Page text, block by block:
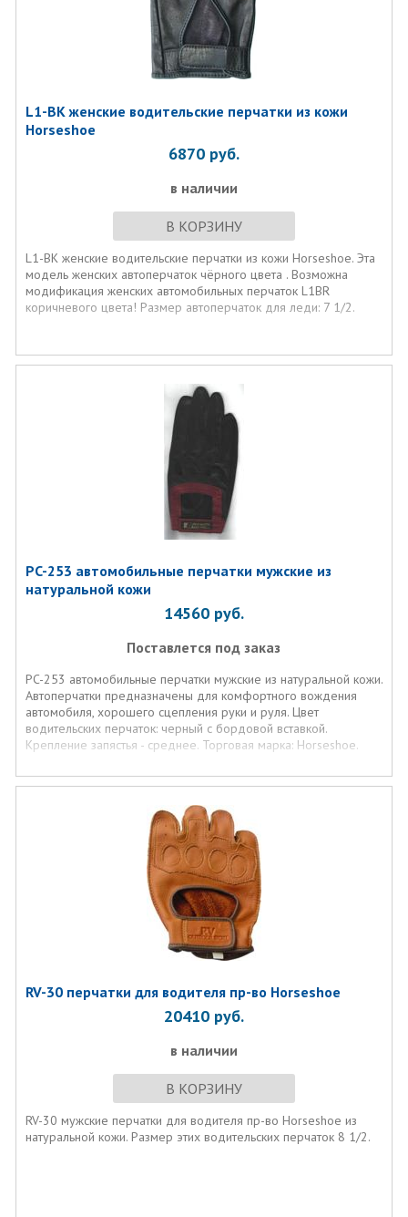
L1-BK женские водительские перчатки из кожи
Horseshoe
6870 руб.
в наличии
В КОРЗИНУ
L1-BK женские водительские перчатки из кожи Horseshoe. Эта
модель женских автоперчаток чёрного цвета . Возможна
модификация женских автомобильных перчаток L1BR
коричневого цвета! Размер автоперчаток для леди: 7 1/2.
PC-253 автомобильные перчатки мужские из
натуральной кожи
14560 руб.
Поставлется под заказ
PC-253 автомобильные перчатки мужские из натуральной кожи.
Автоперчатки предназначены для комфортного вождения
автомобиля, хорошего сцепления руки и руля. Цвет
водительских перчаток: черный с бордовой вставкой.
Крепление запястья - среднее. Торговая марка: Horseshoe.
RV-30 перчатки для водителя пр-во Horseshoe
20410 руб.
в наличии
В КОРЗИНУ
RV-30 мужские перчатки для водителя пр-во Horseshoe из
натуральной кожи. Размер этих водительских перчаток 8 1/2.